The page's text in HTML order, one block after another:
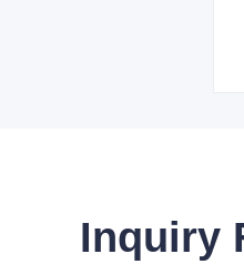
Inquiry